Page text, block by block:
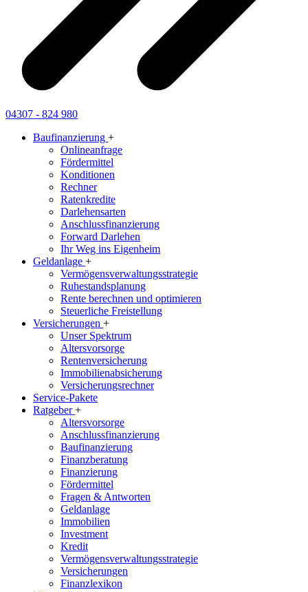
04307 - 824 980
Baufinanzierung +
Onlineanfrage
Fördermittel
Konditionen
Rechner
Ratenkredite
Darlehensarten
Anschlussfinanzierung
Forward Darlehen
Ihr Weg ins Eigenheim
Geldanlage +
Vermögensverwaltungsstrategie
Ruhestandsplanung
Rente berechnen und optimieren
Steuerliche Freistellung
Versicherungen +
Unser Spektrum
Altersvorsorge
Rentenversicherung
Immobilienabsicherung
Versicherungsrechner
Service-Pakete
Ratgeber+
Altersvorsorge
Anschlussfinanzierung
Baufinanzierung
Finanzberatung
Finanzierung
Fördermittel
Fragen & Antworten
Geldanlage
Immobilien
Investment
Kredit
Vermögensverwaltungsstrategie
Versicherungen
Finanzlexikon